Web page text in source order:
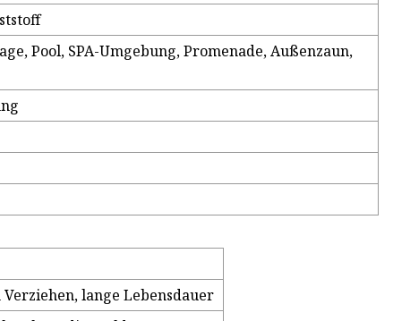
Pool, SPA-Umgebung, Promenade, Außenzaun,
lange Lebensdauer